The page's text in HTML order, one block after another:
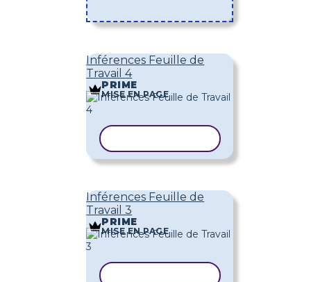
Inférences Feuille de
Travail 4
PRIME
MISE EN PAGE
Inférences Feuille de
Travail 3
PRIME
MISE EN PAGE